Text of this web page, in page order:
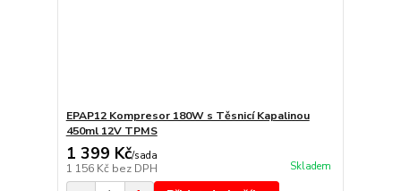
EPAP12 Kompresor 180W s Těsnicí Kapalinou
450ml 12V TPMS
1 399 Kč/sada
1 156 Kč bez DPH Skladem